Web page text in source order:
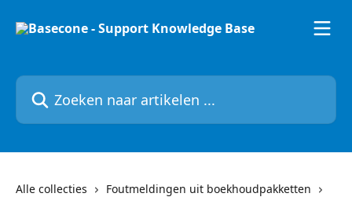
Zoeken naar artikelen ...
Alle collecties
Foutmeldingen uit boekhoudpakketten